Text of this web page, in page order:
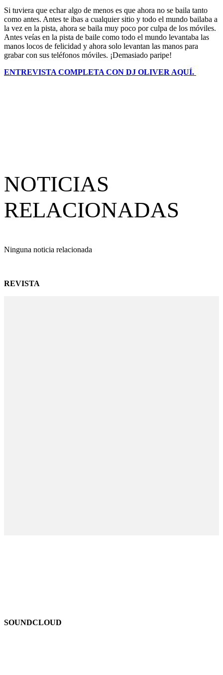
Si tuviera que echar algo de menos es que ahora no se baila tanto
como antes. Antes te ibas a cualquier sitio y todo el mundo bailaba a
la vez en la pista, ahora se baila muy poco por culpa de los móviles.
Antes veías en la pista de baile como todo el mundo levantaba las
manos locos de felicidad y ahora solo levantan las manos para
grabar con sus teléfonos móviles. ¡Demasiado paripe!
ENTREVISTA COMPLETA CON DJ OLIVER AQUÍ.
NOTICIAS
RELACIONADAS
Ninguna noticia relacionada
REVISTA
SOUNDCLOUD